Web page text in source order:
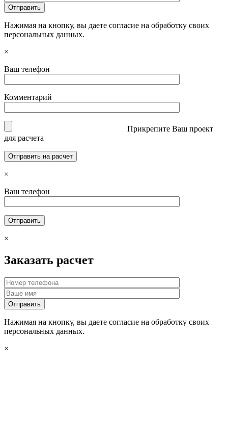
Нажимая на кнопку, вы даете согласие на обработку своих
персональных данных.
×
Ваш телефон
Комментарий
Прикрепите Ваш проект
для расчета
×
Ваш телефон
×
Заказать расчет
Нажимая на кнопку, вы даете согласие на обработку своих
персональных данных.
×